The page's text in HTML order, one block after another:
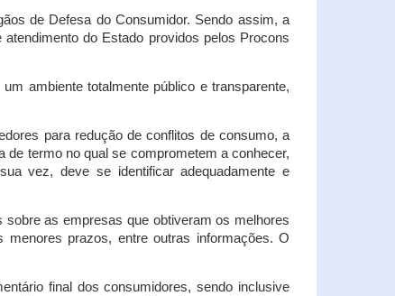
de Defesa do Consumidor. Sendo assim, a
do Estado providos pelos Procons
ambiente totalmente público e transparente,
para redução de conflitos de consumo, a
de termo no qual se comprometem a conhecer,
vez, deve se identificar adequadamente e
as empresas que obtiveram os melhores
prazos, entre outras informações. O
final dos consumidores, sendo inclusive